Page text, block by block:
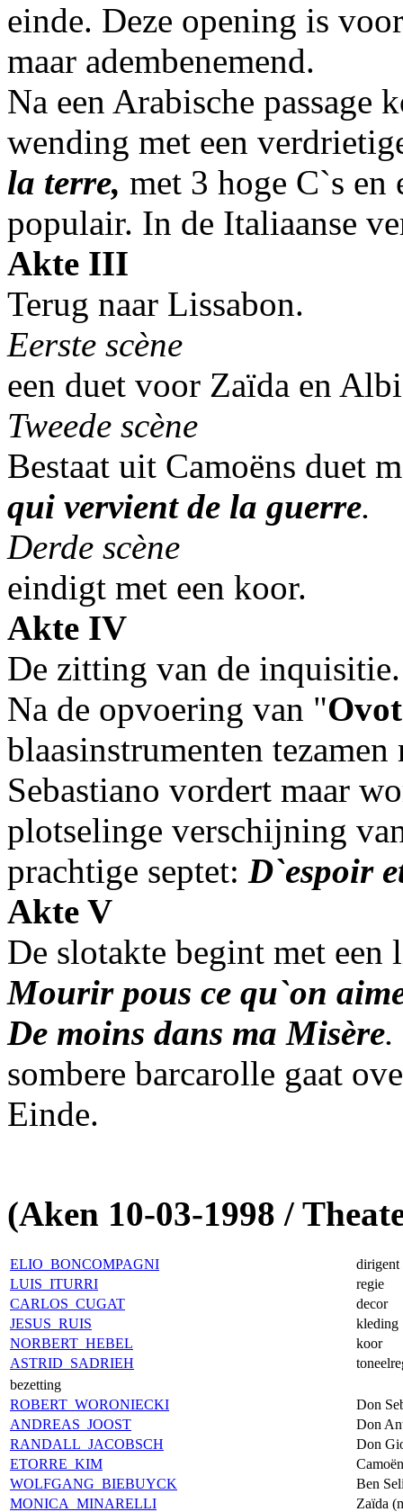
einde. Deze opening is
maar adembenemend.
Na een Arabische passage
wending met een
la terre, met 3 hoge C`s en
populair. In de Italiaanse
Akte III
Terug naar Lissabon.
Eerste scène
een duet voor Zaïda en
Tweede scène
Bestaat uit Camoëns duet
qui vervient de la guerre.
Derde scène
eindigt met een koor.
Akte IV
De zitting van de
Na de opvoering van "
blaasinstrumenten
Sebastiano vordert maar
plotselinge verschijning
prachtige septet: D`espoir
Akte V
De slotakte begint met
Mourir pous ce qu`on
De moins dans ma Misère.
sombere barcarolle gaat
Einde.
(Aken 10-03-1998 /
ELIO BONCOMPAGNI
dirigent
LUIS ITURRI
regie
CARLOS CUGAT
decor
JESUS RUIS
kleding
NORBERT HEBEL
koor
ASTRID SADRIEH
bezetting
ROBERT WORONIECKI
Don
ANDREAS JOOST
Don
RANDALL JACOBSCH
Don
ETORRE KIM
WOLFGANG BIEBUYCK
Ben
MONICA MINARELLI
Zaïda